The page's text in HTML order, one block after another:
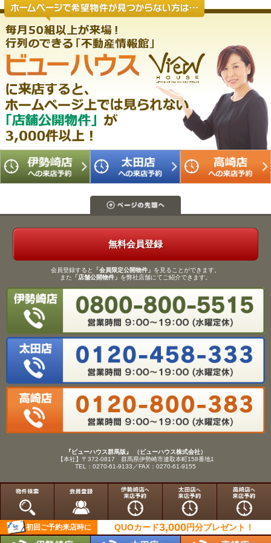
無料会員登録
会員登録すると 「会員限定公開物件」 を見ることができます。
また 「店舗公開物件」 を弊社店舗にてご紹介できます。
『ビューハウス群馬版』 （ビューハウス株式会社）
【本社】〒372-0817 群馬県伊勢崎市連取本町158番地1
TEL：0270-61-9133／FAX：0270-61-9155
Copyright(C)View House(R)Inc.All Rights Reserved.
初回ご予約来店時に QUOカード3,000円分プレゼント！